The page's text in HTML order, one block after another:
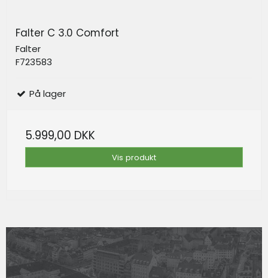
Falter C 3.0 Comfort
Falter
F723583
På lager
5.999,00 DKK
Vis produkt